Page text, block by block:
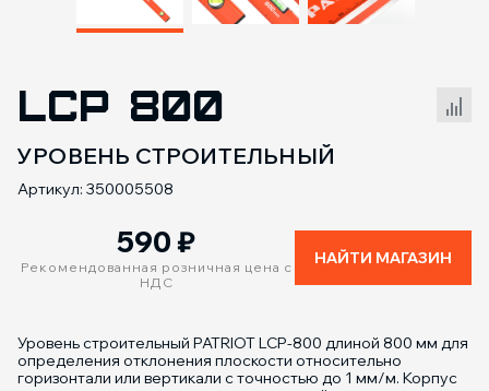
LCP 800
УРОВЕНЬ СТРОИТЕЛЬНЫЙ
Артикул: 350005508
590 ₽
Рекомендованная розничная цена с
НДС
НАЙТИ МАГАЗИН
Уровень строительный PATRIOT LCP-800 длиной 800 мм для
определения отклонения плоскости относительно
горизонтали или вертикали с точностью до 1 мм/м. Корпус